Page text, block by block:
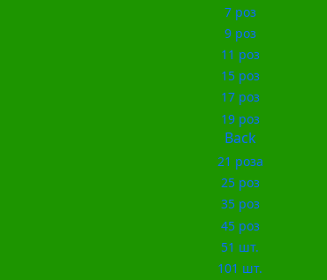
7 роз
9 роз
11 роз
15 роз
17 роз
19 роз
Back
21 роза
25 роз
35 роз
45 роз
51 шт.
101 шт.